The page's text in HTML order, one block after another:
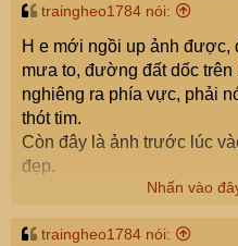
traingheo1784 nói:
H e mới ngồi up ảnh được,
mưa to, đường đất dốc
nghiêng ra phía vực, phải
thót tim.
Còn đây là ảnh trước lúc
đẹp.
Nhấn vào
traingheo1784 nói: